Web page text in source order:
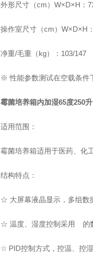
外形尺寸（cm）W×D×H：
操作室尺寸（cm）W×D×H
净重/毛重（kg）：103/147
※ 性能参数测试在空载条件
霉菌培养箱内加湿65度250升
适用范围：
霉菌培养箱适用于医药、化
结构特点：
☆ 大屏幕液晶显示，多组数
☆ 温度、湿度控制采用 的
☆ PID控制方式，控温、控湿